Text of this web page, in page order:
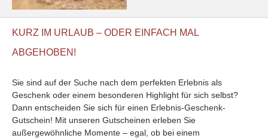
KURZ IM URLAUB – ODER EINFACH MAL
ABGEHOBEN!
Sie sind auf der Suche nach dem perfekten Erlebnis als
Geschenk oder einem besonderen Highlight für sich selbst?
Dann entscheiden Sie sich für einen Erlebnis-Geschenk-
Gutschein! Mit unseren Gutscheinen erleben Sie
außergewöhnliche Momente – egal, ob bei einem